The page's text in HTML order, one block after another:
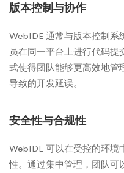
版本控制与协作
WebIDE 通常与版本控制系
员在同一平台上进行代码
式使得团队能够更高效地管
导致的开发延误。
安全性与合规性
WebIDE 可以在受控的环境
性。通过集中管理，团队可